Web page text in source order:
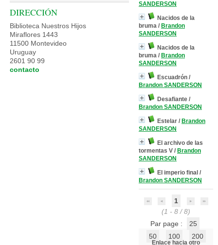
SANDERSON
Nacidos de la
bruma / Brandon
SANDERSON
Nacidos de la
bruma / Brandon
SANDERSON
Escuadrón /
Brandon SANDERSON
Desafiante /
Brandon SANDERSON
Estelar / Brandon
SANDERSON
El archivo de las
tormentas V / Brandon
SANDERSON
El imperio final /
Brandon SANDERSON
1
(1 - 8 / 8)
Par page :
25
50
100 200
Enlace hacia otro
DIRECCIÓN
Biblioteca Nuestros Hijos
Miraflores 1443
11500 Montevideo
Uruguay
2601 90 99
contacto